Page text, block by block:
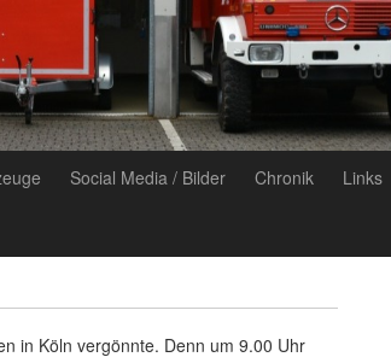
Social Media / Bilder Chronik Links
in Köln vergönnte. Denn um 9.00 Uhr